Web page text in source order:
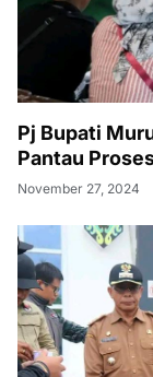
Pj Bupati
Pantau
November 27, 2024